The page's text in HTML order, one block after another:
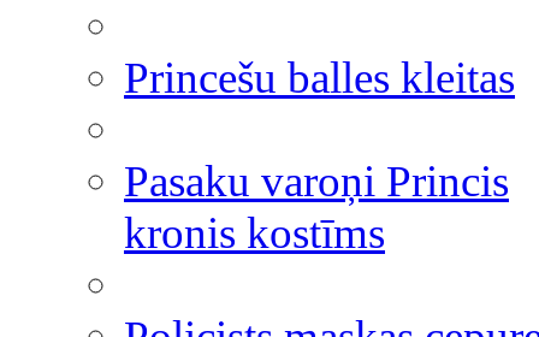
Princešu balles kleitas
Pasaku varoņi Princis
kronis kostīms